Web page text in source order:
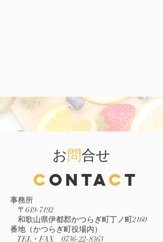
お問合せ
Contact
事務所
〒649-7192
和歌山県伊都郡かつらぎ町丁ノ町2160
番地（かつらぎ町役場内）
TEL・FAX0736-22-8363